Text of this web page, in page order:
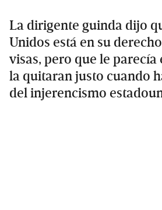
La dirigente guinda dijo
Unidos está en su
visas, pero que le parecía
la quitaran justo cuando
del injerencismo